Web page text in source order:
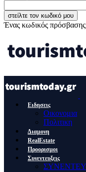
Ένας κωδικός
Ειδησεις
Οικονομια
Πολιτικη
Διαμονη
RealEstate
Προορισμοι
Συνεντευξεις